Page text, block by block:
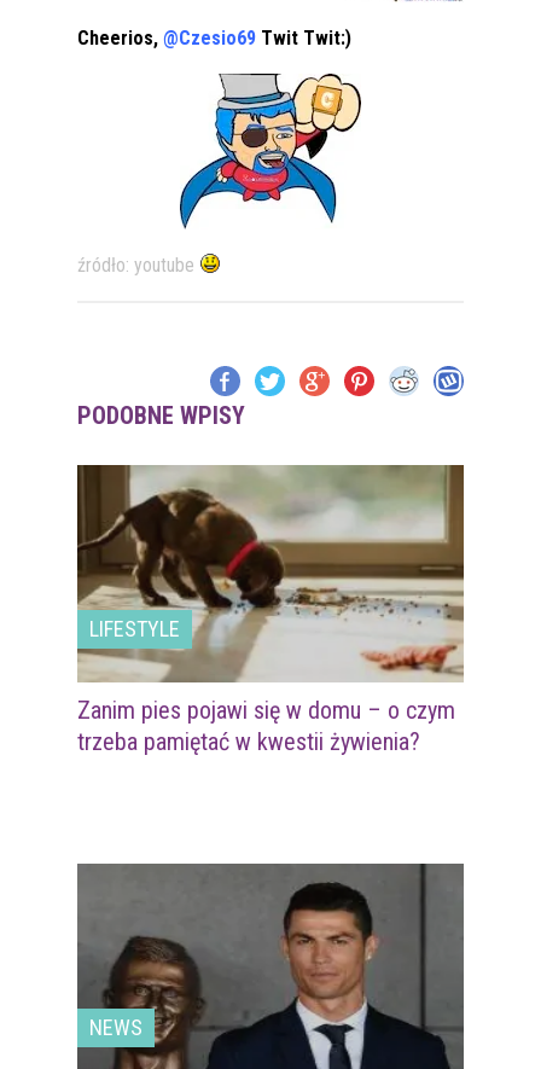
Cheerios, @Czesio69 Twit Twit:)
źródło: youtube
PODOBNE WPISY
LIFESTYLE
Zanim pies pojawi się w domu – o czym
trzeba pamiętać w kwestii żywienia?
NEWS